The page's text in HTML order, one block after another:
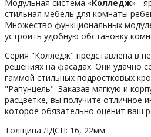
Модульная система «Колледж» -
стильная мебель для комнаты
Множество функциональных
устроить удобную обстановку
Серия "Колледж" представлена в
решениях на фасадах. Они удачно
гаммой стильных подростковых
"Рапунцель". Заказав мягкую и
расцветке, вы получите отличное
которое обязательно оценит ваш
Толщина ЛДСП: 16, 22мм